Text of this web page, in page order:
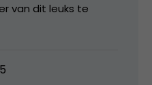
van dit leuks te